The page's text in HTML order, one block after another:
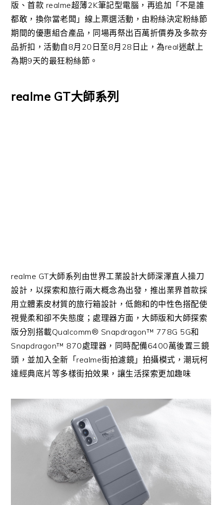
版、首款 realme超薄2K筆記型電腦，再追加「不是誰
都敢，換你當老闆」線上票選活動，由粉絲決定粉絲節
期間的優惠組合產品，同場再祭出百萬折價券及多款夯
品折扣，活動自8月20日至8月28日止，為real迷獻上
為期9天的最狂粉絲節。
realme GT大師系列
realme GT大師系列由世界工業設計大師深澤直人操刀
設計，以探索和旅行兩大概念為出發，推出業界首款採
用立體素皮材質的旅行箱設計，低飽和的中性色搭配使
視覺柔和卻不失態度；處理器方面，大師版和大師探索
版分別搭載Qualcomm® Snapdragon™ 778G 5G和
Snapdragon™ 870處理器，同時配備6400萬後置三鏡
頭，並加入全新「realme街拍濾鏡」拍攝模式，潮玩柯
達經典底片等多樣街拍效果，讓生活探索更加趣味